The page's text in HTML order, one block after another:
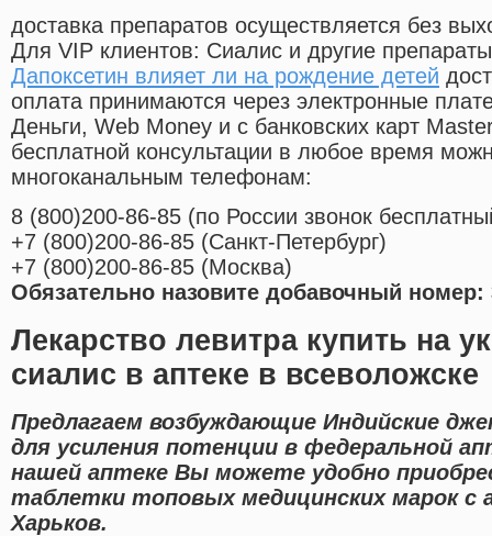
доставка препаратов осуществляется без
Для VIP клиентов: Сиалис и другие
Дапоксетин влияет ли на рождение детей
оплата принимаются через электронные
Деньги, Web Money и с банковских карт
бесплатной консультации в любое время
многоканальным телефонам:
8 (800)200-86-85 (по России звонок
+7 (800)200-86-85 (Санкт-Петербург)
+7 (800)200-86-85 (Москва)
Обязательно назовите добавочный номер:
Лекарство левитра купить на
сиалис в аптеке в всеволожске
Предлагаем возбуждающие Индийские
для усиления потенции в федеральной
нашей аптеке Вы можете удобно
таблетки топовых медицинских марок с
Харьков.